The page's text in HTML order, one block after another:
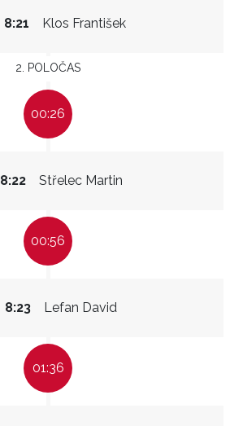
Klos František
8:21
2. POLOČAS
00:26
Střelec Martin
8:22
00:56
Lefan David
8:23
01:36